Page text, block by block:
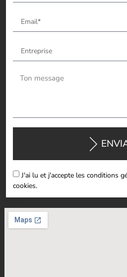
J'ai lu et j'accepte les conditions
cookies.